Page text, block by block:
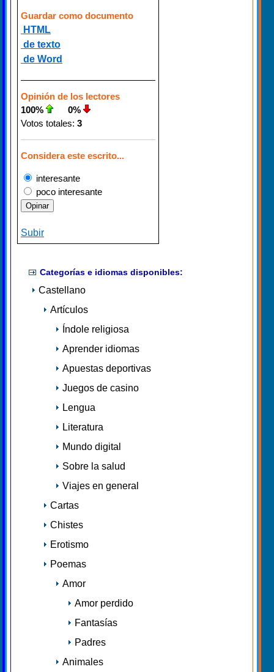
Guardar como documento
HTML
de texto
de Word
Opinión de los lectores
100%
0%
Votos totales: 3
Considera este escrito...
interesante
poco interesante
Subir
Categorías e idiomas disponibles:
Castellano
Artículos
Índole religiosa
Aprender idiomas
Apuestas deportivas
Juegos de casino
Lengua
Literatura
Mundo digital
Sobre la salud
Viajes en general
Cartas
Chistes
Erotismo
Poemas
Amor
Amor perdido
Fantasías
Padres
Animales